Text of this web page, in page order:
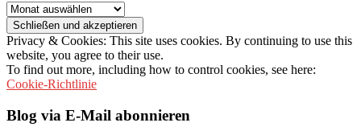
Archiv
Privacy & Cookies: This site uses cookies. By continuing to use this
website, you agree to their use.
To find out more, including how to control cookies, see here:
Cookie-Richtlinie
Blog via E-Mail abonnieren